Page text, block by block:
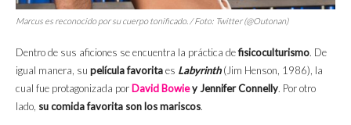
Marcus es reconocido por su cuerpo tonificado. / Foto: Twitter (@Outonan)
Dentro de sus aficiones se encuentra la práctica defisicoculturismo. De
igual manera, su película favoritaes Labyrinth(Jim Henson, 1986), la
cual fue protagonizada por David Bowiey Jennifer Connelly. Por otro
lado, su comida favorita son los mariscos.